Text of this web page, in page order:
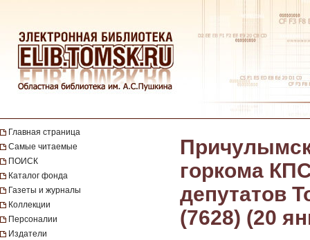
Главная страница
Самые читаемые
ПОИСК
Каталог фонда
Газеты и журналы
Коллекции
Персоналии
Издатели
горкома
депутатов
(7628) (20